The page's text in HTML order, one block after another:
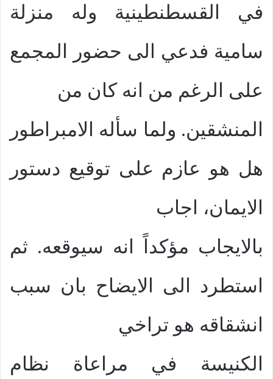
في القسطنطينية وله منزلة
سامية فدعي الى حضور المجمع
على الرغم من انه كان من
المنشقين. ولما سأله الامبراطور
هل هو عازم على توقيع دستور
الايمان، اجاب
بالايجاب مؤكداً انه سيوقعه. ثم
استطرد الى الايضاح بان سبب
انشقاقه هو تراخي
الكنيسة في مراعاة نظام